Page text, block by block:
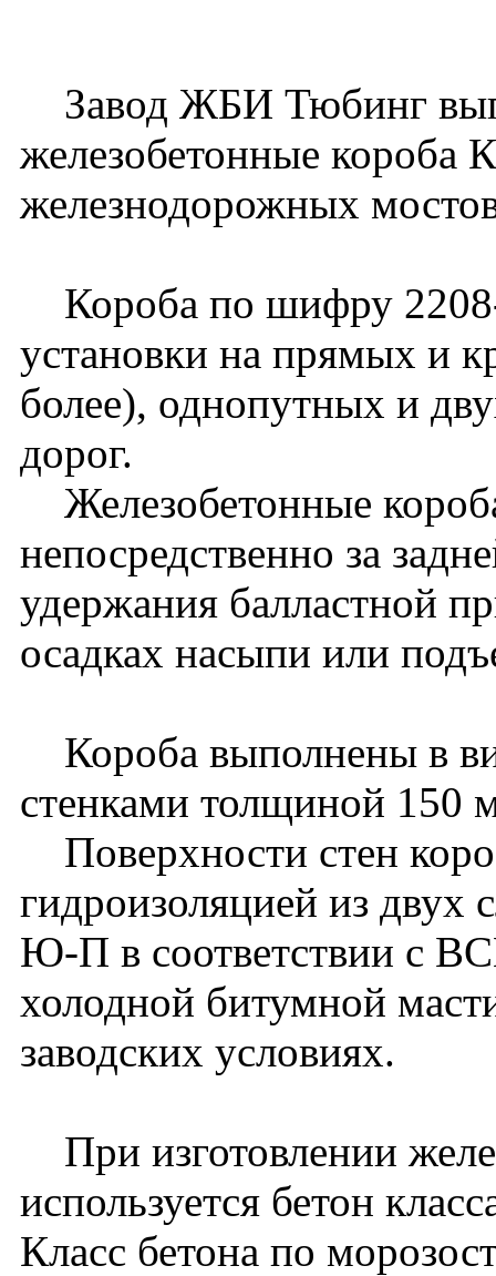
Завод ЖБИ Тюбинг
железобетонные короба
железнодорожных
Короба по шифру
установки на прямых и
более), однопутных и
дорог.
Железобетонные
непосредственно за
удержания балластной
осадках насыпи или
Короба выполнены в
стенками толщиной 150
Поверхности стен
гидроизоляцией из двух
Ю-П в соответствии с
холодной битумной
заводских условиях.
При изготовлении
используется бетон
Класс бетона по